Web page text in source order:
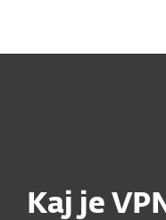
Kaj je VPN